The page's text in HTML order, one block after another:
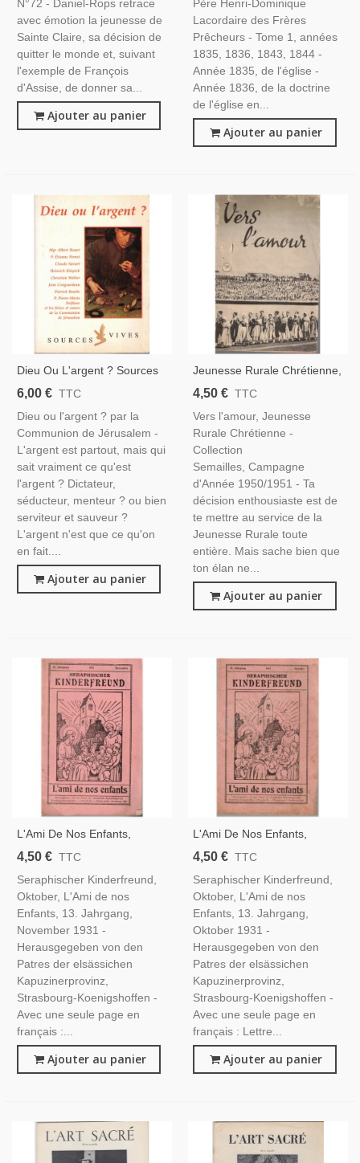
N°72 - Daniel-Rops retrace
avec émotion la jeunesse de
Sainte Claire, sa décision de
quitter le monde et, suivant
l'exemple de François
d'Assise, de donner sa...
Ajouter au panier
Père Henri-Dominique
Lacordaire des Frères
Prêcheurs - Tome 1, années
1835, 1836, 1843, 1844 -
Année 1835, de l'église -
Année 1836, de la doctrine
de l'église en...
Ajouter au panier
Dieu Ou L'argent ? Sources
Vives, Fraternités
1997 - Social, Philosophie
Religieuse,
6,00 € TTC
Dieu ou l'argent ? par la
Communion de Jérusalem -
L'argent est partout, mais qui
sait vraiment ce qu'est
l'argent ? Dictateur,
séducteur, menteur ? ou bien
serviteur et sauveur ?
L'argent n'est que ce qu'on
en fait....
Ajouter au panier
Jeunesse Rurale Chrétienne,
Vers L'amour, 1950 -
Jeunesse Chrétienne, Revue
Religieuse
4,50 € TTC
Vers l'amour, Jeunesse
Rurale Chrétienne -
Collection
Semailles, Campagne
d'Année 1950/1951 - Ta
décision enthousiaste est de
te mettre au service de la
Jeunesse Rurale toute
entière. Mais sache bien que
ton élan ne...
Ajouter au panier
L'Ami De Nos Enfants,
Seraphischer Kinderfreund,
Alsacienne, Revue
Religieuse Pour La Jeunesse
4,50 € TTC
Seraphischer Kinderfreund,
Oktober, L'Ami de nos
Enfants, 13. Jahrgang,
November 1931 -
Herausgegeben von den
Patres der elsässichen
Kapuzinerprovinz,
Strasbourg-Koenigshoffen -
Avec une seule page en
français :...
Ajouter au panier
L'Ami De Nos Enfants,
Seraphischer Kinderfreund,
Alsacienne, Revue
Religieuse Pour La Jeunesse
4,50 € TTC
Seraphischer Kinderfreund,
Oktober, L'Ami de nos
Enfants, 13. Jahrgang,
Oktober 1931 -
Herausgegeben von den
Patres der elsässichen
Kapuzinerprovinz,
Strasbourg-Koenigshoffen -
Avec une seule page en
français : Lettre...
Ajouter au panier